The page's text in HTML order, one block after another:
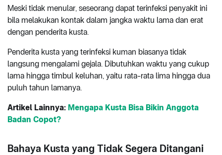
Meski tidak menular, seseorang dapat terinfeksi penyakit ini
bila melakukan kontak dalam jangka waktu lama dan erat
dengan penderita kusta.
Penderita kusta yang terinfeksi kuman biasanya tidak
langsung mengalami gejala. Dibutuhkan waktu yang cukup
lama hingga timbul keluhan, yaitu rata-rata lima hingga dua
puluh tahun lamanya.
Artikel Lainnya: Mengapa Kusta Bisa Bikin Anggota
Badan Copot?
Bahaya Kusta yang Tidak Segera Ditangani